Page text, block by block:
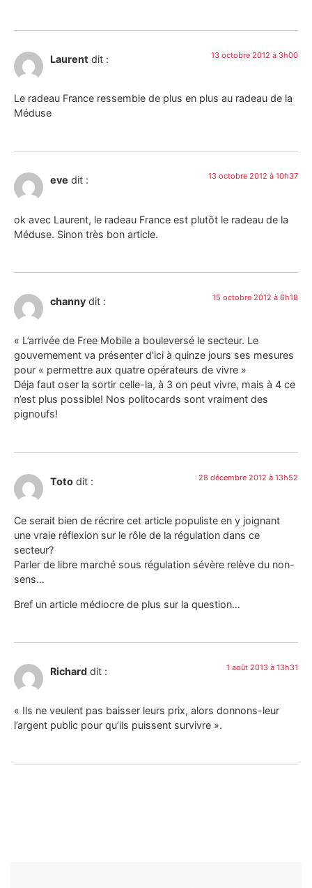
Laurent dit : 13 octobre 2012 à 3h00
Le radeau France ressemble de plus en plus au radeau de la
Méduse
eve dit : 13 octobre 2012 à 10h37
ok avec Laurent, le radeau France est plutôt le radeau de la
Méduse. Sinon très bon article.
channy dit : 15 octobre 2012 à 6h18
« L’arrivée de Free Mobile a bouleversé le secteur. Le
gouvernement va présenter d’ici à quinze jours ses mesures
pour « permettre aux quatre opérateurs de vivre »
Déja faut oser la sortir celle-la, à 3 on peut vivre, mais à 4 ce
n’est plus possible! Nos politocards sont vraiment des
pignoufs!
Toto dit : 28 décembre 2012 à 13h52
Ce serait bien de récrire cet article populiste en y joignant
une vraie réflexion sur le rôle de la régulation dans ce
secteur?
Parler de libre marché sous régulation sévère relève du non-
sens…
Bref un article médiocre de plus sur la question…
Richard dit : 1 août 2013 à 13h31
« Ils ne veulent pas baisser leurs prix, alors donnons-leur
l’argent public pour qu’ils puissent survivre ».